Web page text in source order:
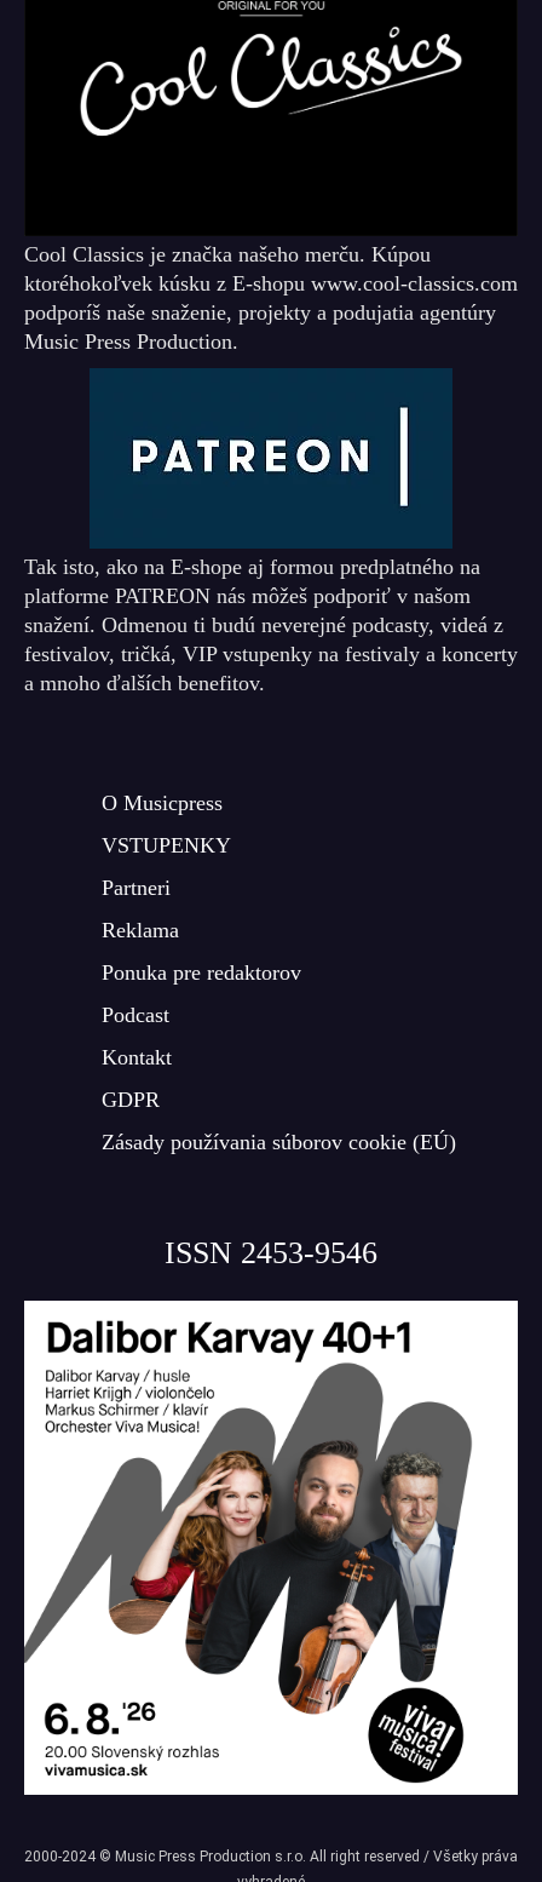
Cool Classics je značka našeho merču. Kúpou
ktoréhokoľvek kúsku z E-shopu www.cool-classics.com
podporíš naše snaženie, projekty a podujatia agentúry
Music Press Production.
Tak isto, ako na E-shope aj formou predplatného na
platforme PATREON nás môžeš podporiť v našom
snažení. Odmenou ti budú neverejné podcasty, videá z
festivalov, tričká, VIP vstupenky na festivaly a koncerty
a mnoho ďalších benefitov.
O Musicpress
VSTUPENKY
Partneri
Reklama
Ponuka pre redaktorov
Podcast
Kontakt
GDPR
Zásady používania súborov cookie (EÚ)
ISSN 2453-9546
2000-2024 © Music Press Production s.r.o. All right reserved / Všetky práva